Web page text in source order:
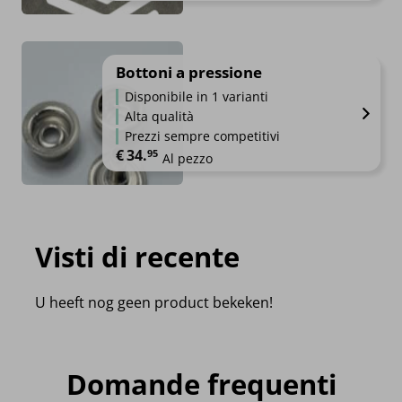
Bottoni a pressione
Disponibile in 1 varianti
Alta qualità
Prezzi sempre competitivi
€34.95 Al pezzo
Visti di recente
U heeft nog geen product bekeken!
Domande frequenti